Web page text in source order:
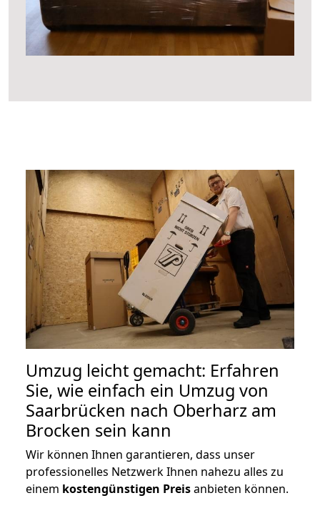
Umzug leicht gemacht: Erfahren
Sie, wie einfach ein Umzug von
Saarbrücken nach Oberharz am
Brocken sein kann
Wir können Ihnen garantieren, dass unser
professionelles Netzwerk Ihnen nahezu alles zu
einem kostengünstigen Preisanbieten können.